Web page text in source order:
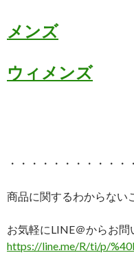
メンズ
ウィメンズ
・・・・・・・・・・・
商品に関するわからない
お気軽にLINE＠からお問
https://line.me/R/ti/p/